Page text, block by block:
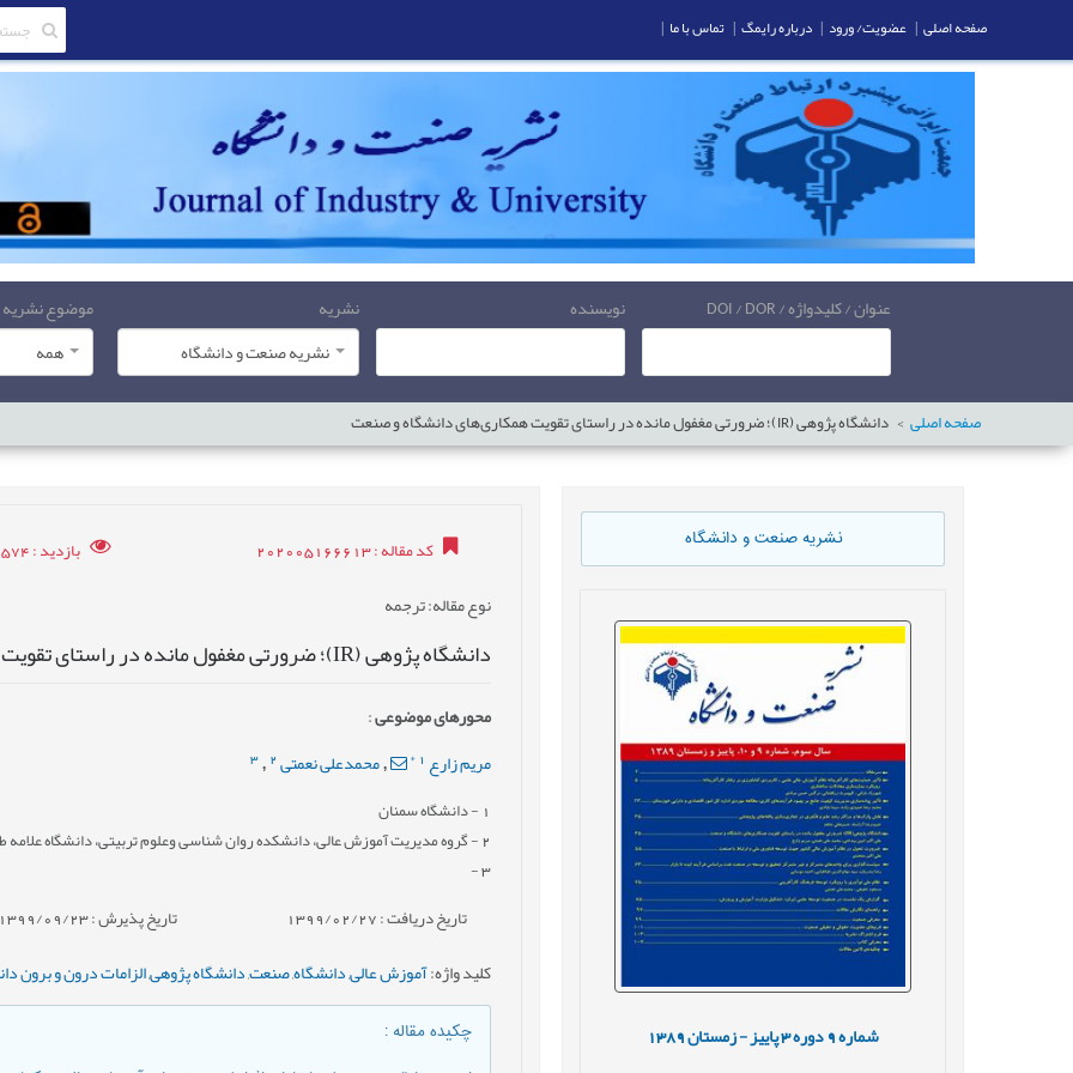
عنوان / کلیدواژه / DOI / DOR نویسنده
نشریه
نشریه صنعت و دانشگاه
موضوع نشریه
همه
صفحه اصلی دانشگاه پژوهی (IR)؛ ضرورتی مغفول مانده در راستای تقویت همکاری‌های دانشگاه و صنعت
نشریه صنعت و دانشگاه
شماره دوره3 پاییز - زمستان1389
کد مقاله: 202005166613 بازدید: 30574
نوع مقاله: ترجمه
دانشگاه پژوهی (IR)؛ ضرورتی مغفول مانده در راستای تقویت همکاری‌های دانشگاه و صنعت
محورهای موضوعی:
مریم زارع 1
*
,محمدعلی نعمتی2
,
3
1 - دانشگاه سمنان
2- گروه مدیریت آموزش عالی، دانشکده روان شناسی وعلوم تربیتی، دانشگاه علامه
3
-
تاریخ دریافت : 1399/02/27 تاریخ پذیرش : 1399/09/23
کلید واژه:آموزش عالی,دانشگاه,صنعت,دانشگاه پژوهی,الزامات درون و برون
چکیده مقاله:
صفحه اصلی | عضویت/ ورود | درباره رایمگ | تماس با ما |